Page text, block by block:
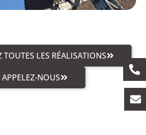
TOUTES LES RÉALISATIONS
APPELEZ-NOUS